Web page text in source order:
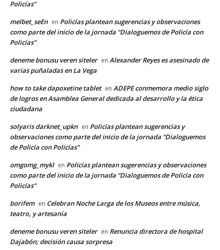
Policías”
melbet_seEn en Policías plantean sugerencias y observaciones
como parte del inicio de la jornada “Dialoguemos de Policía con
Policías”
deneme bonusu veren siteler en Alexander Reyes es asesinado de
varias puñaladas en La Vega
how to take dapoxetine tablet en ADEPE conmemora medio siglo
de logros en Asamblea General dedicada al desarrollo y la ética
ciudadana
solyaris darknet_upkn en Policías plantean sugerencias y
observaciones como parte del inicio de la jornada “Dialoguemos
de Policía con Policías”
omgomg_mykl en Policías plantean sugerencias y observaciones
como parte del inicio de la jornada “Dialoguemos de Policía con
Policías”
borifem en Celebran Noche Larga de los Museos entre música,
teatro, y artesanía
deneme bonusu veren siteler en Renuncia directora de hospital
Dajabón; decisión causa sorpresa